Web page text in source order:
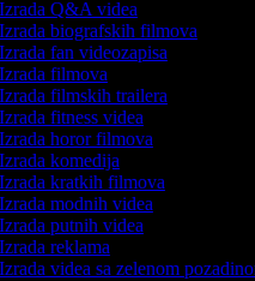
Q&A videa
biografskih filmova
fan videozapisa
filmova
filmskih trailera
fitness videa
horor filmova
komedija
kratkih filmova
modnih videa
putnih videa
reklama
videa sa zelenom